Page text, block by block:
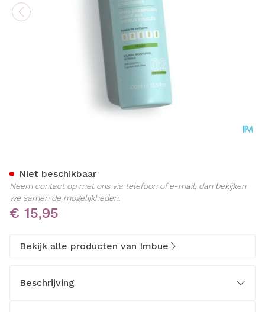
€ 15,95
Niet beschikbaar
Neem contact op met ons via telefoon of e-mail, dan bekijken
we samen de mogelijkheden.
Bekijk alle producten van Imbue
Beschrijving